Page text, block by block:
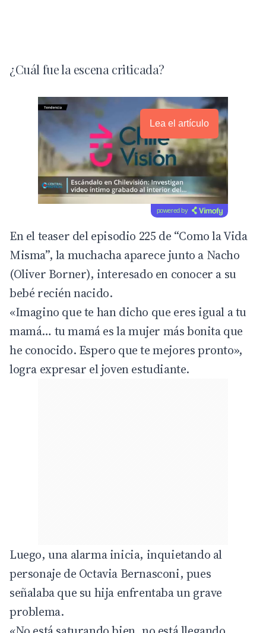
¿Cuál fue la escena criticada?
Lea el artículo
powered by
En el teaser del episodio 225 de “Como la Vida
Misma”, la muchacha aparece junto a Nacho
(Oliver Borner), interesado en conocer a su
bebé recién nacido.
«Imagino que te han dicho que eres igual a tu
mamá… tu mamá es la mujer más bonita que
he conocido. Espero que te mejores pronto»,
logra expresar el joven estudiante.
Luego, una alarma inicia, inquietando al
personaje de Octavia Bernasconi, pues
señalaba que su hija enfrentaba un grave
problema.